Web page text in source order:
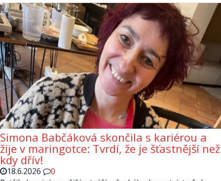
Simona Babčáková skončila s kariérou a
žije v maringotce: Tvrdí, že je šťastnější než
kdy dřív!
18.6.2026
0